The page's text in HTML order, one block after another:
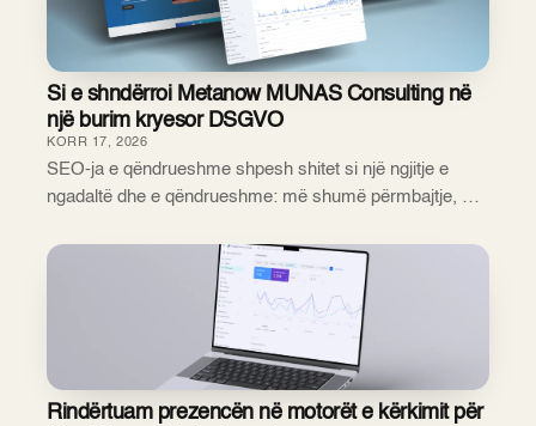
Si e shndërroi Metanow MUNAS Consulting në
një burim kryesor DSGVO
SEO-ja e qëndrueshme shpesh shitet si një ngjitje e
ngadaltë dhe e qëndrueshme: më shumë përmbajtje, më
pas muaji. Realiteti i asaj që mund të pr...
KORR 17, 2026
Rindërtuam prezencën në motorët e kërkimit për